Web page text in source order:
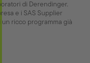
di Derendinger.
e i SAS Supplier
ricco programma già